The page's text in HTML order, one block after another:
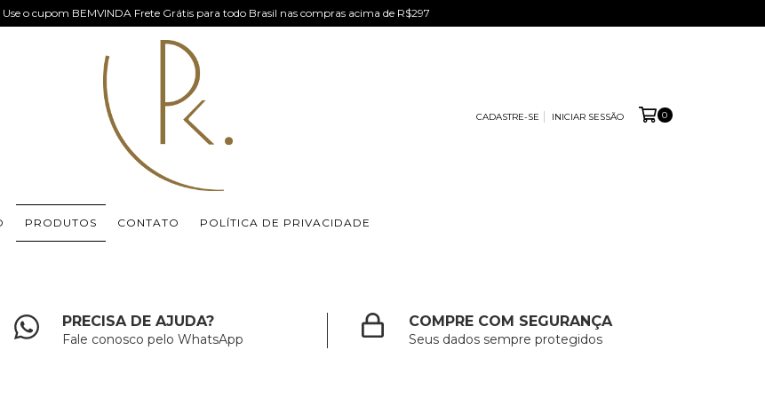
o cupom BEMVINDA Frete Grátis para todo Brasil nas compras acima de R$297
CADASTRE-SE INICIAR SESSÃO 0
PRODUTOS CONTATO POLÍTICA DE PRIVACIDADE
PRECISA DE AJUDA?
Fale conosco pelo WhatsApp
COMPRE COM SEGURANÇA
Seus dados sempre protegidos